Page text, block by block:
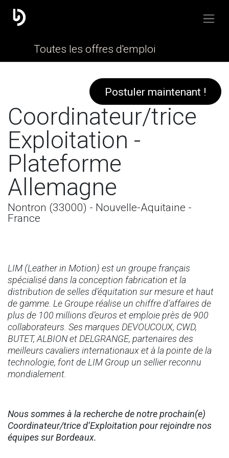
Toutes les offres d'emploi
Postuler maintenant !
Coordinateur/trice
Exploitation -
Plateforme
Allemagne
Nontron (33000) - Nouvelle-Aquitaine -
France
LIM (Leather in Motion) est un groupe français
spécialisé dans la conception fabrication et la
distribution de selles d’équitation sur mesure et haut
de gamme. Le Groupe réalise un chiffre d’affaires de
plus de 100 millions d’euros et emploie près de 900
collaborateurs. Ses marques DEVOUCOUX, CWD,
BUTET, ALBION et DELGRANGE, partenaires des
meilleurs cavaliers internationaux et à la pointe de la
technologie, font de LIM Group un sellier reconnu
mondialement.
Nous sommes à la recherche de notre prochain(e)
Coordinateur/trice d’Exploitation pour rejoindre nos
équipes sur Bordeaux.